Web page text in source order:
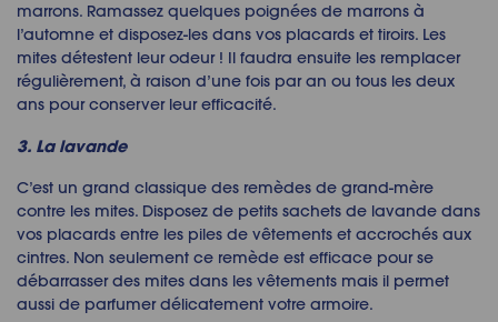
marrons. Ramassez quelques poignées de marrons à
l’automne et disposez-les dans vos placards et tiroirs. Les
mites détestent leur odeur ! Il faudra ensuite les remplacer
régulièrement, à raison d’une fois par an ou tous les deux
ans pour conserver leur efficacité.
3. La lavande
C’est un grand classique des remèdes de grand-mère
contre les mites. Disposez de petits sachets de lavande dans
vos placards entre les piles de vêtements et accrochés aux
cintres. Non seulement ce remède est efficace pourse
débarrasser des mites dans les vêtements mais il permet
aussi de parfumer délicatement votre armoire.